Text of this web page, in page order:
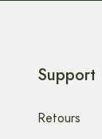
Support
Retours